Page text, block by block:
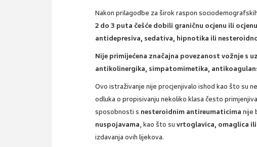
Nakon prilagodbe za širok raspon
2 do 3 puta češće dobili graničnu ocjenu ili
antidepresiva, sedativa, hipnotika ili
Nije primijećena značajna povezanost vožnje s
antikolinergika, simpatomimetika,
Ovo istraživanje nije procjenjivalo ishod kao što su
odluka o propisivanju nekoliko klasa često
sposobnosti s nesteroidnim antireumaticima nije
nuspojavama, kao što suvrtoglavica, omaglica
izdavanja ovih lijekova.